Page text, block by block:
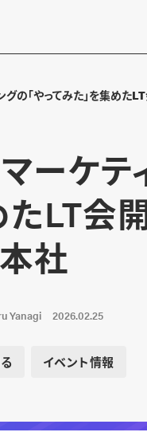
の「やってみた」を集めた
ーケテ
LT会
社
Yanagi 2026.02.25
イベント情報